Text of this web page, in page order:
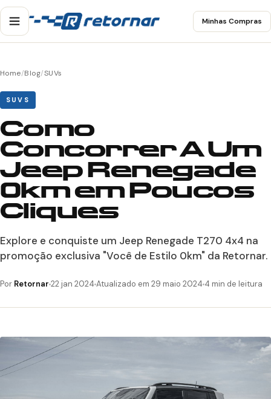
Minhas Compras
Home/Blog/SUVs
SUVS
Como
Concorrer A Um
Jeep Renegade
0km em Poucos
Cliques
Explore e conquiste um Jeep Renegade T270 4x4 na
promoção exclusiva "Você de Estilo 0km" da Retornar.
Por Retornar 22 jan 2024 Atualizado em 29 maio 2024 4 min de leitura